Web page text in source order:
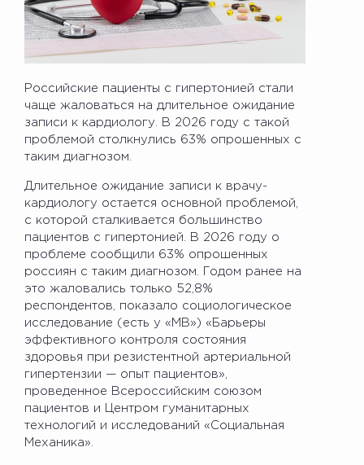
Российские пациенты с гипертонией стали
чаще жаловаться на длительное ожидание
записи к кардиологу. В 2026 году с такой
проблемой столкнулись 63% опрошенных с
таким диагнозом.
Длительное ожидание записи к врачу-
кардиологу остается основной проблемой,
с которой сталкивается большинство
пациентов с гипертонией. В 2026 году о
проблеме сообщили 63% опрошенных
россиян с таким диагнозом. Годом ранее на
это жаловались только 52,8%
респондентов, показало социологическое
исследование (есть у «МВ») «Барьеры
эффективного контроля состояния
здоровья при резистентной артериальной
гипертензии — опыт пациентов»,
проведенное Всероссийским союзом
пациентов и Центром гуманитарных
технологий и исследований «Социальная
Механика».